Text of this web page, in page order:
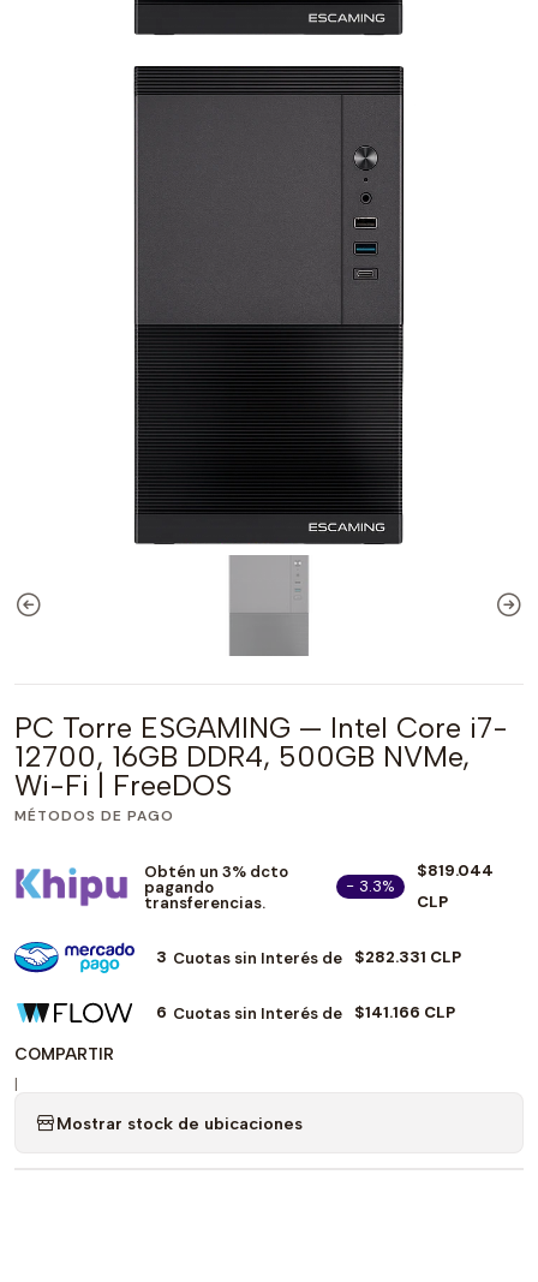
PC Torre ESGAMING — Intel Core i7-
12700, 16GB DDR4, 500GB NVMe,
Wi-Fi | FreeDOS
MÉTODOS DE PAGO
Obtén un 3% dcto
pagando
transferencias.
- 3.3%
$819.044
CLP
3 Cuotas sin Interés de $282.331 CLP
6 Cuotas sin Interés de $141.166 CLP
COMPARTIR
|
Mostrar stock de ubicaciones